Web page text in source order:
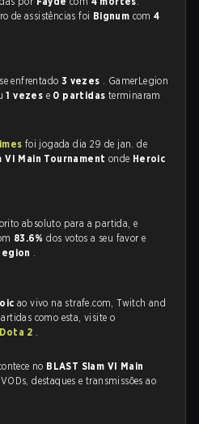
de assistências foi Bignum com4
enfrentado 3 vezes . GamerLegion
1 vezes e 0 partidas terminaram
foi jogada dia 29 de jan. de
VI Main Tournament onde Heroic
absoluto para a partida, e
83.6%dos votos a seu favor e
.
ao vivo na strafe.com, Twitch and
como esta, visite o
2 .
no BLAST Slam VI Main
destaques e transmissões ao